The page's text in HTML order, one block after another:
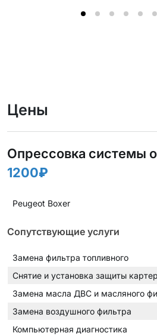
Цены
Опрессовка системы
1200₽
Peugeot Boxer
Сопутствующие услуги
Замена фильтра топливного
Снятие и установка защиты
Замена масла ДВС и масляного
Замена воздушного фильтра
Компьютерная диагностика